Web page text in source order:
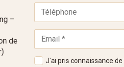
–
de
J'ai pris connaissance de